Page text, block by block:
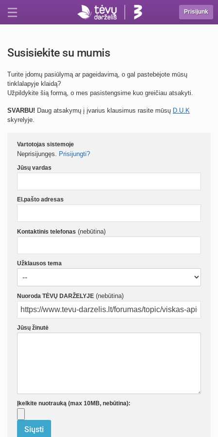
Prisijunk
Susisiekite su mumis
Turite įdomų pasiūlymą ar pageidavimą, o gal pastebėjote mūsų
tinklalapyje klaidą?
Užpildykite šią formą, o mes pasistengsime kuo greičiau atsakyti.
SVARBU! Daug atsakymų į įvarius klausimus rasite mūsų D.U.K
skyrelyje.
Vartotojas sistemoje
Neprisijungęs. Prisijungti?
Jūsų vardas
El.pašto adresas
Kontaktinis telefonas (nebūtina)
Užklausos tema
Nuoroda TĖVŲ DARŽELYJE (nebūtina)
Jūsų žinutė
Įkelkite nuotrauką (max 10MB, nebūtina):